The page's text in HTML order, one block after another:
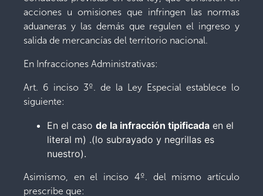
acciones u omisiones que infringen las normas
aduaneras y las demás que regulen el ingreso y
salida de mercancías del territorio nacional.
En Infracciones Administrativas:
Art. 6 inciso 3º. de la Ley Especial establece lo
siguiente:
En el caso de la infracción tipificada en el
literal m) .(lo subrayado y negrillas es
nuestro).
Asimismo, en el inciso 4º. del mismo artículo
prescribe que: